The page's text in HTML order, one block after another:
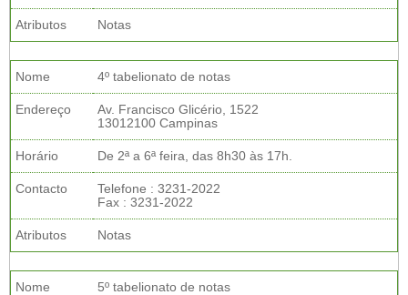
Atributos Notas
Nome 4º tabelionato de notas
Endereço
Av. Francisco Glicério, 1522
13012100 Campinas
Horário De 2ª a 6ª feira, das 8h30 às 17h.
Contacto
Telefone : 3231-2022
Fax : 3231-2022
Atributos Notas
Nome 5º tabelionato de notas